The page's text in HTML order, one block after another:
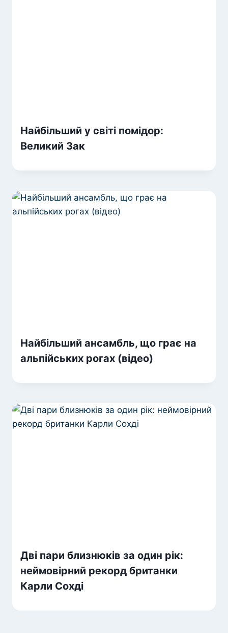
Найбільший у світі помідор:
Великий Зак
Найбільший ансамбль, що грає на
альпійських рогах (відео)
Дві пари близнюків за один рік:
неймовірний рекорд британки
Карли Сохді